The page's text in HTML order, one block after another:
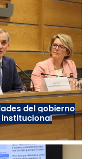
del gobierno
institucional